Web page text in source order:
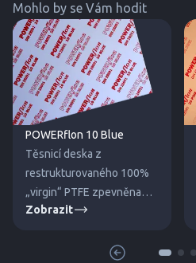
Mohlo by se Vám hodit
POWERflon 10 Blue
Těsnicí deska z
restrukturovaného 100%
„virgin“ PTFE zpevněna
dutými skleněnými
Zobrazit